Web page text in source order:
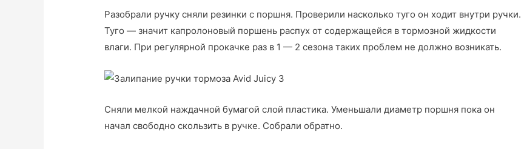
Разобрали ручку сняли резинки с поршня. Проверили насколько туго он ходит внутри ручки.
Туго — значит капролоновый поршень распух от содержащейся в тормозной жидкости
влаги. При регулярной прокачке раз в 1 — 2 сезона таких проблем не должно возникать.
Сняли мелкой наждачной бумагой слой пластика. Уменьшали диаметр поршня пока он
начал свободно скользить в ручке. Собрали обратно.